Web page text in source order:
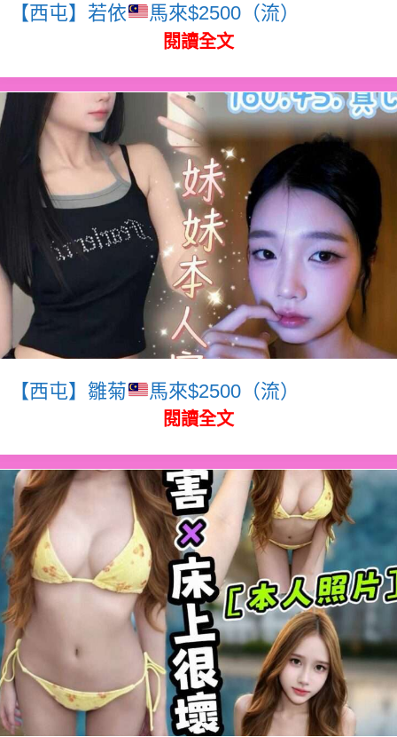
【西屯】若依 馬來$2500（流）
閱讀全文
【西屯】雛菊 馬來$2500（流）
閱讀全文